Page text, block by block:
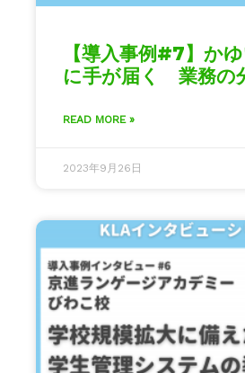
【導入事例#7】か
に手が届く 業務の
READ MORE »
2023年9月26日